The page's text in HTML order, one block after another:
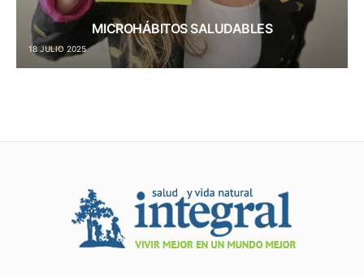
MICROHÁBITOS SALUDABLES
18 JULIO 2025